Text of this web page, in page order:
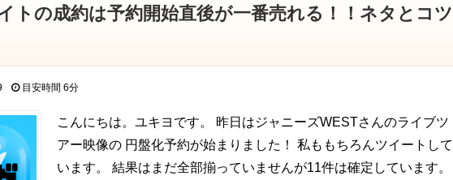
トの成約は予約開始直後が一番売れる！！ネタとコツ
目安時間 6分
こんにちは。ユキヨです。 昨日はジャニーズWESTさんのライブツ
アー映像の 円盤化予約が始まりました！ 私ももちろんツイートして
います。 結果はまだ全部揃っていませんが11件は確定しています。